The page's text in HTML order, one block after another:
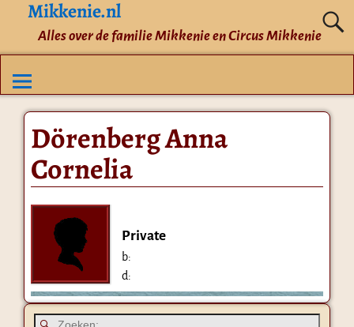
Mikkenie.nl
Alles over de familie Mikkenie en Circus Mikkenie
Dörenberg Anna
Cornelia
Private
b:
d: